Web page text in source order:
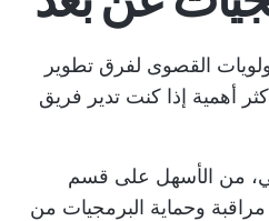
القصوى لفرق تطوير
أهمية إذا كنت تدير فريق
من الأسهل على قسم
مراقبة وحماية البرمجيات من